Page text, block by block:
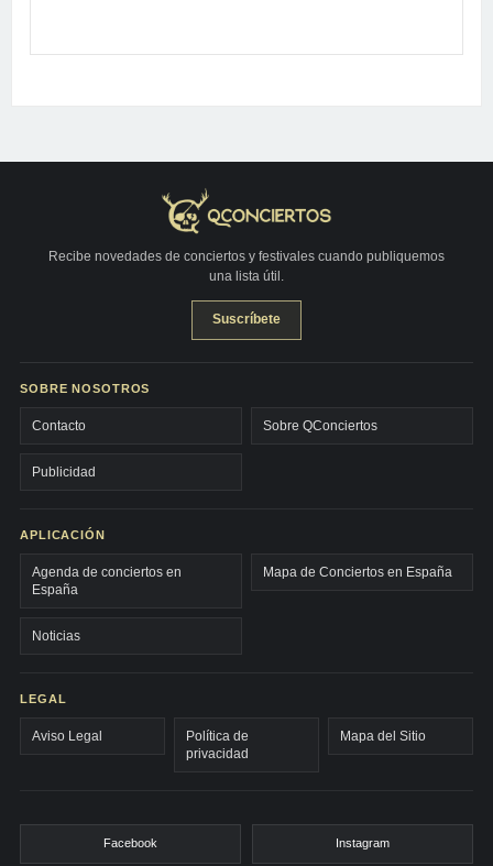
Recibe novedades de conciertos y festivales cuando publiquemos
una lista útil.
Suscríbete
SOBRE NOSOTROS
Contacto Sobre QConciertos
Publicidad
APLICACIÓN
Agenda de conciertos en
España
Mapa de Conciertos en España
Noticias
LEGAL
Aviso Legal
Política de
privacidad
Mapa del Sitio
Facebook Instagram